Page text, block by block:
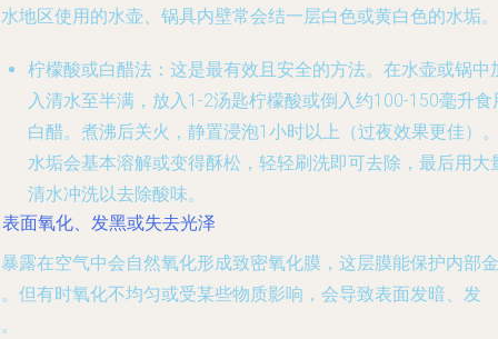
地区使用的水壶、锅具内壁常会结一层白色或黄白色的水垢。
柠檬酸或白醋法 ：这是最有效且安全的方法。在水壶或锅中
入清水至半满，放入1-2汤匙柠檬酸或倒入约100-150毫升食
白醋。煮沸后关火，静置浸泡1小时以上（过夜效果更佳）
水垢会基本溶解或变得酥松，轻轻刷洗即可去除，最后用大
清水冲洗以去除酸味。
面氧化、发黑或失去光泽
露在空气中会自然氧化形成致密氧化膜，这层膜能保护内部金
但有时氧化不均匀或受某些物质影响，会导致表面发暗、发